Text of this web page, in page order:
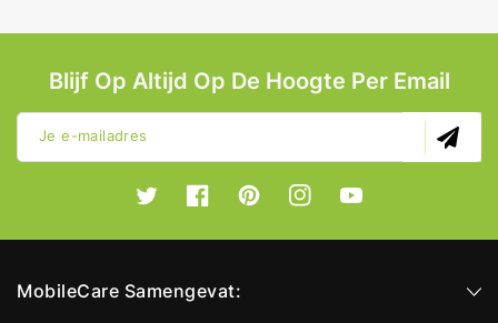
Blijf Op Altijd Op De Hoogte Per Email
Je e-mailadres
TwitterFacebookPinterestInstagramYouTube
MobileCare Samengevat: